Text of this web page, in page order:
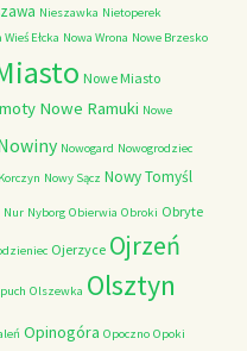
Nieszawka Nietoperek
Wieś Ełcka Nowa Wrona Nowe Brzesko
Nowe Miasto
Nowe Ramuki Nowe
Nowogard Nowogrodziec
Nowy Sącz Nowy Tomyśl
Nur Nyborg Obierwia Obroki Obryte
Ojerzyce Ojrzeń
Olszewka Olsztyn
Opinogóra Opoczno Opoki